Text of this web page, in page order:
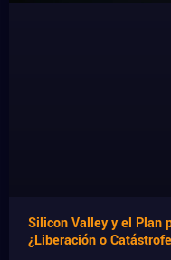
Silicon Valley y el Plan
¿Liberación o